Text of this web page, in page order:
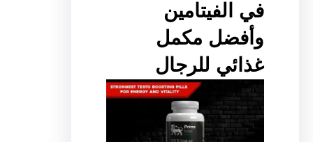
في الفيتامين
وأفضل مكمل
غذائي للرجال